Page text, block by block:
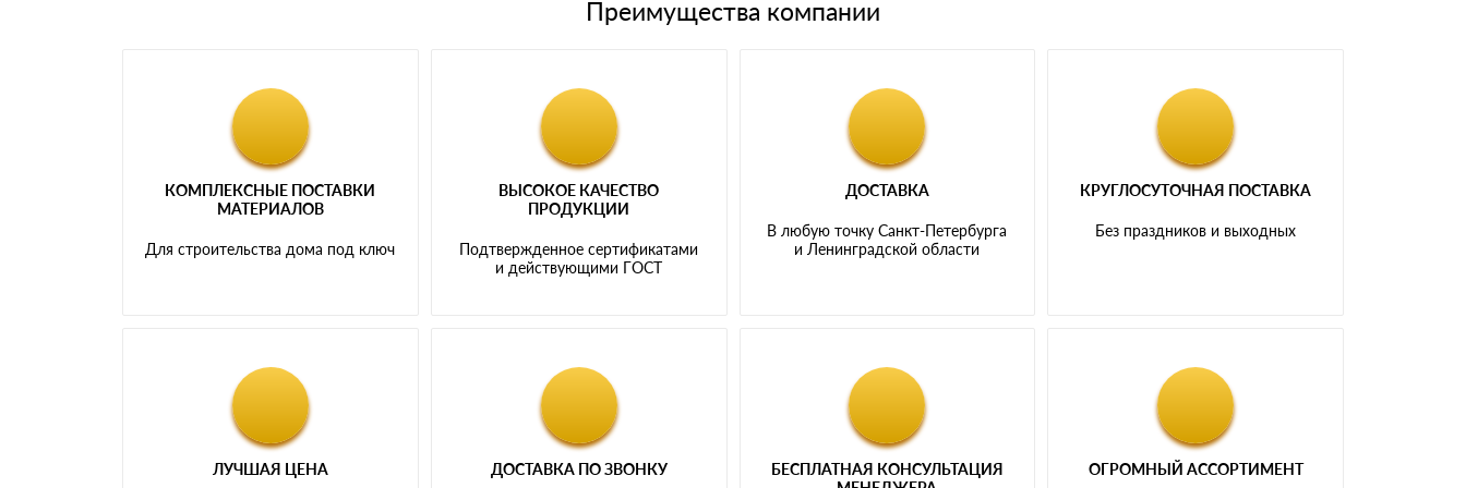
Преимущества компании
КОМПЛЕКСНЫЕ ПОСТАВКИ
МАТЕРИАЛОВ
Для строительства дома под ключ
ВЫСОКОЕ КАЧЕСТВО
ПРОДУКЦИИ
Подтвержденное сертификатами
и действующими ГОСТ
ДОСТАВКА
В любую точку Санкт-Петербурга
и Ленинградской области
КРУГЛОСУТОЧНАЯ ПОСТАВКА
Без праздников и выходных
ЛУЧШАЯ ЦЕНА ДОСТАВКА ПО ЗВОНКУ
БЕСПЛАТНАЯ КОНСУЛЬТАЦИЯ
ОГРОМНЫЙ АССОРТИМЕНТ